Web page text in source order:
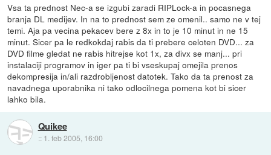
Vsa ta prednost Nec-a se izgubi zaradi RIPLock-a in pocasnega
branja DL medijev. In na to prednost sem ze omenil.. samo ne v tej
temi. Aja pa vecina pekacev bere z 8x in to je 10 minut in ne 15
minut. Sicer pa le redkokdaj rabis da ti prebere celoten DVD... za
DVD filme gledat ne rabis hitrejse kot 1x, za divx se manj... pri
instalaciji programov in iger pa ti bi vseskupaj omejila prenos
dekompresija in/ali razdrobljenost datotek. Tako da ta prenost za
navadnega uporabnika ni tako odlocilnega pomena kot bi sicer
lahko bila.
Quikee
:: 1. feb 2005, 16:00